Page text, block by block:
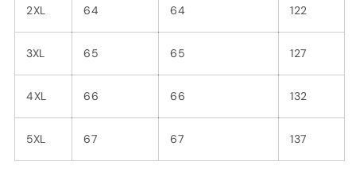
2XL 64 64 122
3XL 65 65 127
4XL 66 66 132
5XL 67 67 137